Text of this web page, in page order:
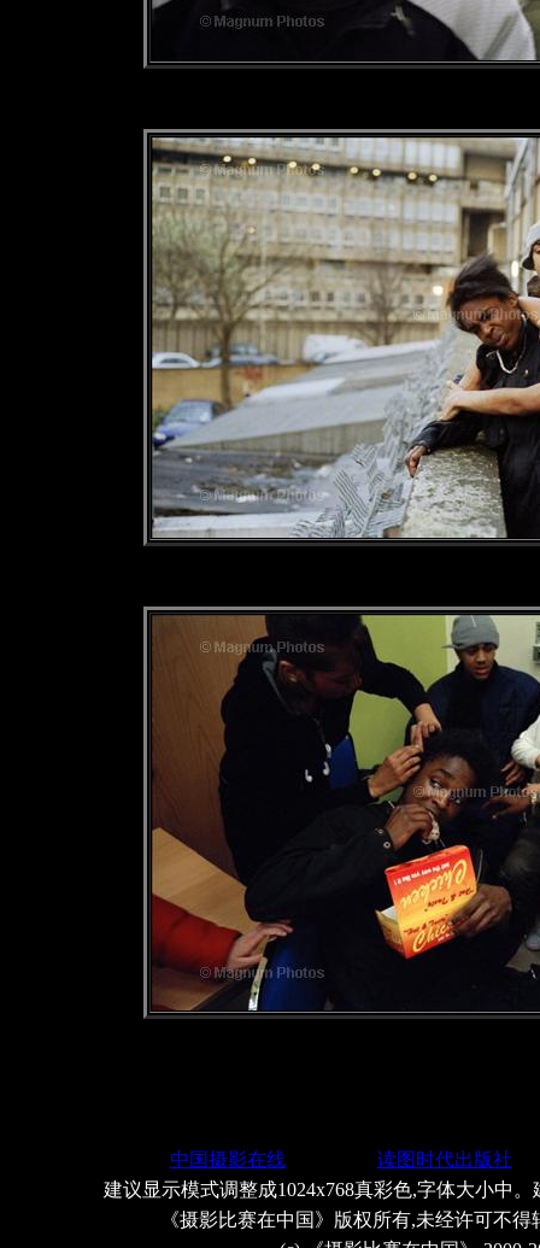
中国摄影在线
读图时代出版社
建议显示模式调整成1024x768真彩色,字体大小中
《摄影比赛在中国》版权所有,未经许可不